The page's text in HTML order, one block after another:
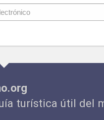
turística útil del